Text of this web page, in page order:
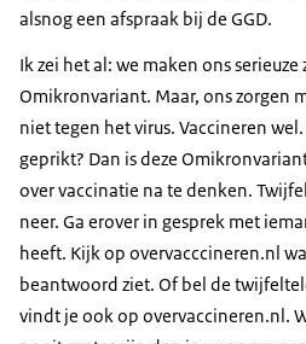
alsnog een afspraak bij de GGD.
Ik zei het al: we maken ons
Omikronvariant. Maar, ons zorgen
niet tegen het virus. Vaccineren
geprikt? Dan is deze
over vaccinatie na te denken.
neer. Ga erover in gesprek met
heeft. Kijk op overvacccineren.nl
beantwoord ziet. Of bel de
vindt je ook op overvaccineren.nl.